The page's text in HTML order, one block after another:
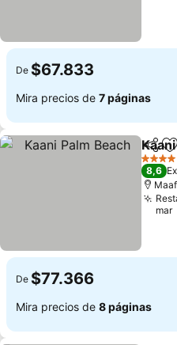
De $67.833
Mira precios de 7 páginas
4
8,6
mar
De $77.366
Mira precios de 8 páginas